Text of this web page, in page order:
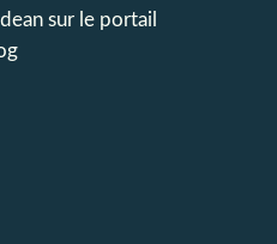
sur le portail